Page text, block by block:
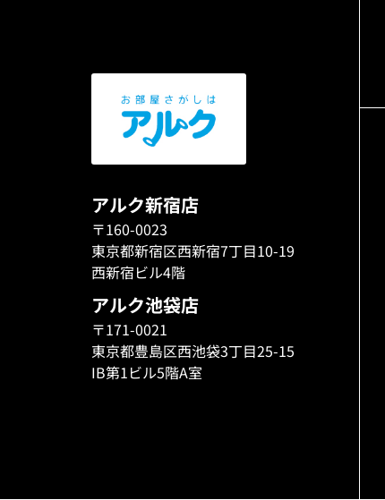
アルク新宿店
〒160-0023
東京都新宿区西新宿7丁目10-19
西新宿ビル4階
アルク池袋店
〒171-0021
東京都豊島区西池袋3丁目25-15
IB第1ビル5階A室